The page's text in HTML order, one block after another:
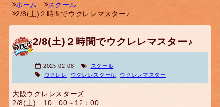
ホーム
スクール
2/8(土)２時間でウクレレマスター♪
2/8(土)２時間でウクレレマスター♪
2025-02-08
スクール
ウクレレ
ウクレレスクール ウクレレマスター
大阪ウクレレスターズ
2/8(土) 10：00～12：00